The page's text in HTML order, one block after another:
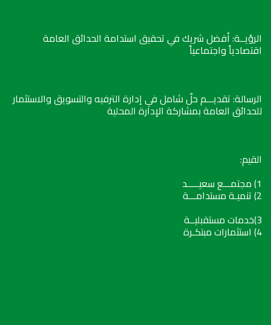
الرؤيــة: أفضل شريك في تحقيق استدامة الحدائق العامة
اقتصادياً واجتماعياً
الرسالة: تقديـــم حلّ شامل في إدارة الترفيه والتسويق والاستثمار
للحدائق العامة بمشاركة الإدارة المحلية
القيم:
1) مجتمـــع سعيـــــد
2) تنميـة مستدامـــة
3)خدمات مستقبليــة
4) استثمارات مبتكـرة